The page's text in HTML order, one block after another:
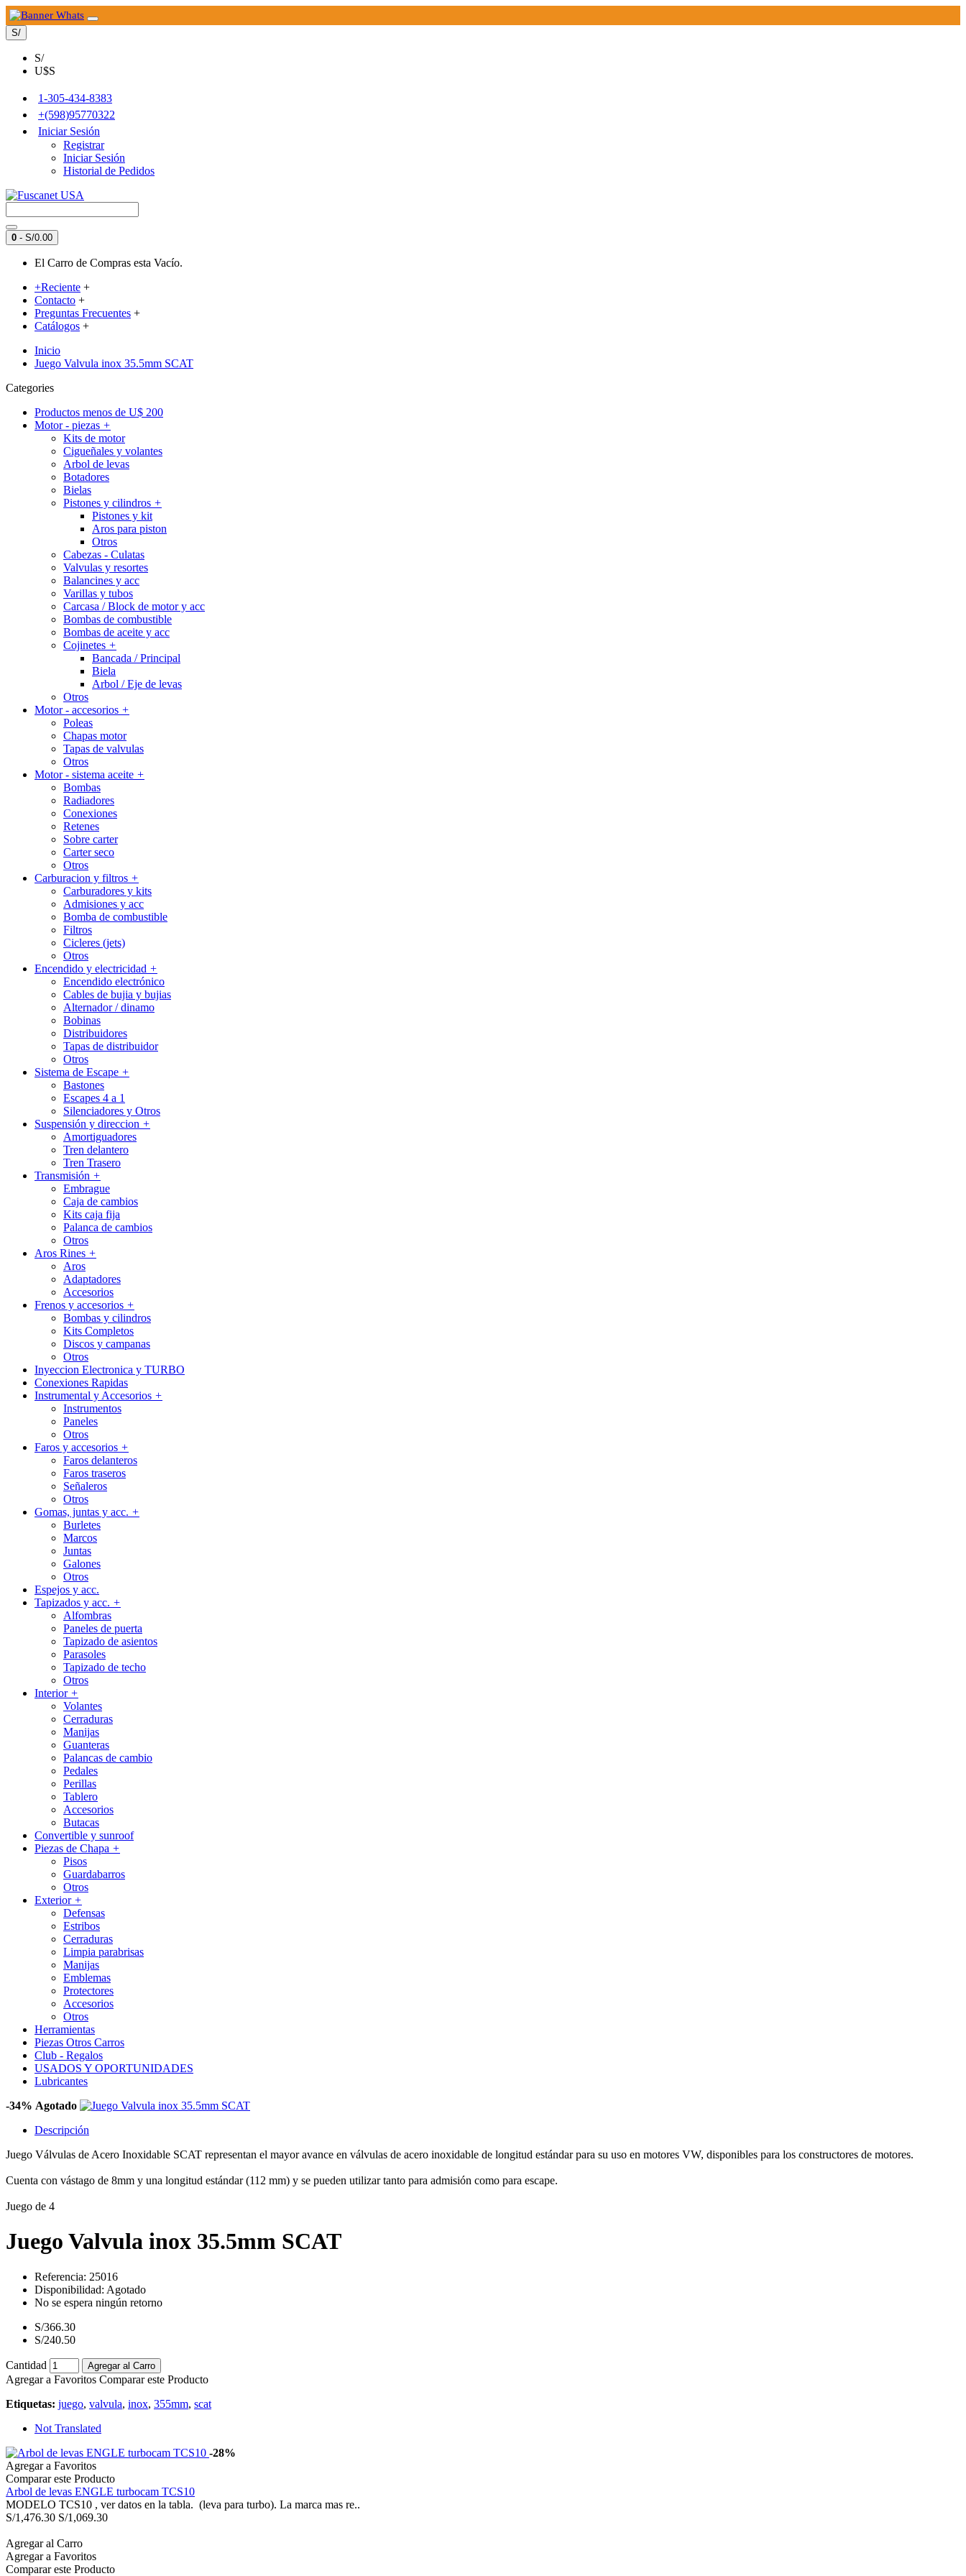
S/
S/
U$S
1-305-434-8383
+(598)95770322
Iniciar Sesión
Registrar
Iniciar Sesión
Historial de Pedidos
0 - S/0.00
El Carro de Compras esta Vacío.
+Reciente +
Contacto +
Preguntas Frecuentes +
Catálogos +
Inicio
Juego Valvula inox 35.5mm SCAT
Categories
Productos menos de U$ 200
Motor - piezas +
Kits de motor
Cigueñales y volantes
Arbol de levas
Botadores
Bielas
Pistones y cilindros +
Pistones y kit
Aros para piston
Otros
Cabezas - Culatas
Valvulas y resortes
Balancines y acc
Varillas y tubos
Carcasa / Block de motor y acc
Bombas de combustible
Bombas de aceite y acc
Cojinetes +
Bancada / Principal
Biela
Arbol / Eje de levas
Otros
Motor - accesorios +
Poleas
Chapas motor
Tapas de valvulas
Otros
Motor - sistema aceite +
Bombas
Radiadores
Conexiones
Retenes
Sobre carter
Carter seco
Otros
Carburacion y filtros +
Carburadores y kits
Admisiones y acc
Bomba de combustible
Filtros
Cicleres (jets)
Otros
Encendido y electricidad +
Encendido electrónico
Cables de bujia y bujias
Alternador / dinamo
Bobinas
Distribuidores
Tapas de distribuidor
Otros
Sistema de Escape +
Bastones
Escapes 4 a 1
Silenciadores y Otros
Suspensión y direccion +
Amortiguadores
Tren delantero
Tren Trasero
Transmisión +
Embrague
Caja de cambios
Kits caja fija
Palanca de cambios
Otros
Aros Rines +
Aros
Adaptadores
Accesorios
Frenos y accesorios +
Bombas y cilindros
Kits Completos
Discos y campanas
Otros
Inyeccion Electronica y TURBO
Conexiones Rapidas
Instrumental y Accesorios +
Instrumentos
Paneles
Otros
Faros y accesorios +
Faros delanteros
Faros traseros
Señaleros
Otros
Gomas, juntas y acc. +
Burletes
Marcos
Juntas
Galones
Otros
Espejos y acc.
Tapizados y acc. +
Alfombras
Paneles de puerta
Tapizado de asientos
Parasoles
Tapizado de techo
Otros
Interior +
Volantes
Cerraduras
Manijas
Guanteras
Palancas de cambio
Pedales
Perillas
Tablero
Accesorios
Butacas
Convertible y sunroof
Piezas de Chapa +
Pisos
Guardabarros
Otros
Exterior +
Defensas
Estribos
Cerraduras
Limpia parabrisas
Manijas
Emblemas
Protectores
Accesorios
Otros
Herramientas
Piezas Otros Carros
Club - Regalos
USADOS Y OPORTUNIDADES
Lubricantes
-34% Agotado
Descripción
Juego Válvulas de Acero Inoxidable SCAT representan el mayor avance en válvulas de acero inoxidable de longitud estándar para su uso en motores VW, disponibles para los constructores de motores.
Cuenta con vástago de 8mm y una longitud estándar (112 mm) y se pueden utilizar tanto para admisión como para escape.
Juego de 4
Juego Valvula inox 35.5mm SCAT
Referencia: 25016
Disponibilidad: Agotado
No se espera ningún retorno
S/366.30
S/240.50
Cantidad Agregar al Carro
Agregar a Favoritos Comparar este Producto
Etiquetas: juego, valvula, inox, 355mm, scat
Not Translated
-28%
Agregar a Favoritos
Comparar este Producto
Arbol de levas ENGLE turbocam TCS10
MODELO TCS10 , ver datos en la tabla. (leva para turbo). La marca mas re..
S/1,476.30 S/1,069.30
Agregar al Carro
Agregar a Favoritos
Comparar este Producto